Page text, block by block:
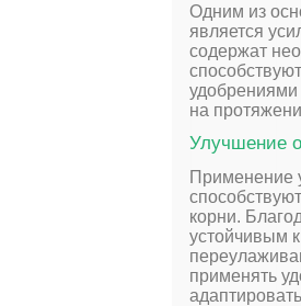
Одним из
является
содержат
удобрениями
на
Улучшение
Применение
корни.
устойчивым
применять